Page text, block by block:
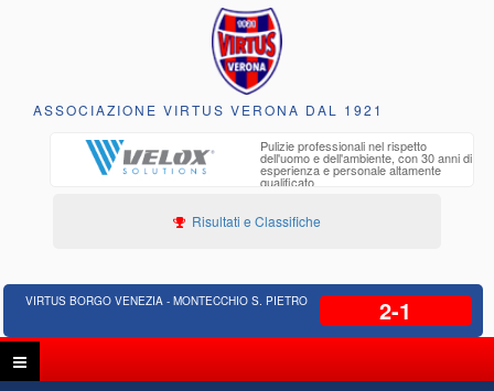
ASSOCIAZIONE VIRTUS VERONA DAL 1921
Pulizie professionali nel rispetto
dell'uomo e dell'ambiente, con 30 anni di
esperienza e personale altamente
qualificato
Risultati e Classifiche
VIRTUS BORGO VENEZIA - MONTECCHIO S. PIETRO 2-1